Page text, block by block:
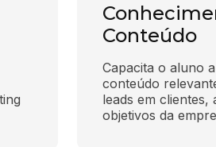
Conteúdo
Capacita o aluno
conteúdo
leads em clientes,
objetivos da